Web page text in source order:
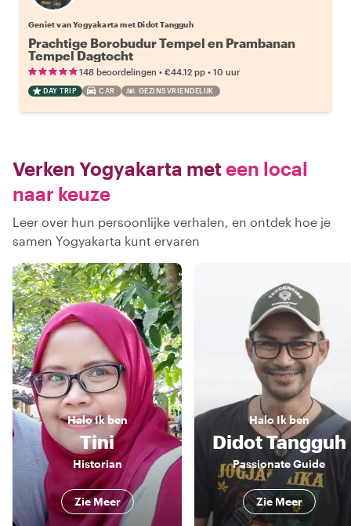
Geniet van Yogyakarta met Didot Tangguh
Prachtige Borobudur Tempel en Prambanan
Tempel Dagtocht
148 beoordelingen • €44.12 pp • 10 uur
DAY TRIP CAR GEZINSVRIENDELIJK
Verken Yogyakarta meteen local
naar keuze
Leer over hun persoonlijke verhalen, en ontdek hoe je
samen Yogyakarta kunt ervaren
HaloIk ben
Tini
Historian
Zie Meer
Halo Ik ben
Didot Tangguh
Passionate Guide
Zie Meer